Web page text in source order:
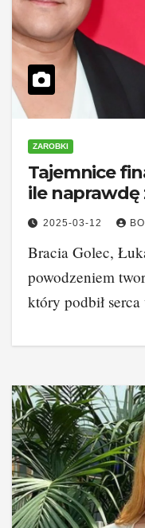
ZAROBKI
Tajemnice
ile naprawdę
2025-03-12
Bracia Golec,
powodzeniem
który podbił